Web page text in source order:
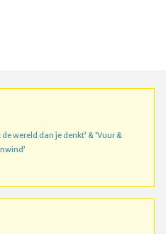
wereld dan je denkt’ & ‘Vuur &